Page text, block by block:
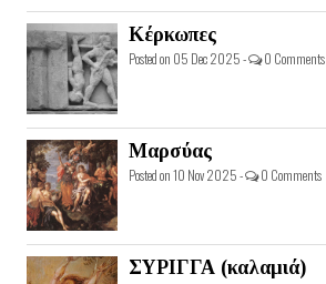
Κέρκωπες
Posted on 05 Dec 2025 - 0 Comments
Μαρσύας
Posted on 10 Nov 2025 - 0 Comments
ΣΥΡΙΓΓΑ (καλαμιά)